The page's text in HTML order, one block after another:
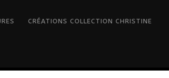
CRÉATIONS COLLECTION CHRISTINE